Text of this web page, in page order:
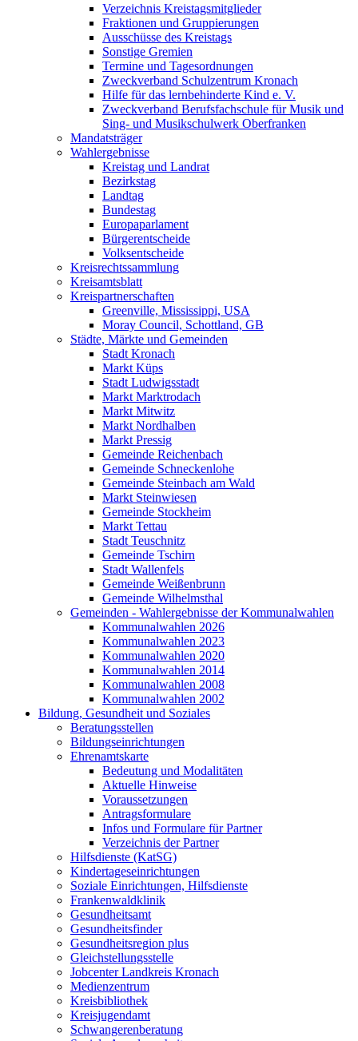
Verzeichnis Kreistagsmitglieder
Fraktionen und Gruppierungen
Ausschüsse des Kreistags
Sonstige Gremien
Termine und Tagesordnungen
Zweckverband Schulzentrum Kronach
Hilfe für das lernbehinderte Kind e. V.
Zweckverband Berufsfachschule für Musik und
Sing- und Musikschulwerk Oberfranken
Mandatsträger
Wahlergebnisse
Kreistag und Landrat
Bezirkstag
Landtag
Bundestag
Europaparlament
Bürgerentscheide
Volksentscheide
Kreisrechtssammlung
Kreisamtsblatt
Kreispartnerschaften
Greenville, Mississippi, USA
Moray Council, Schottland, GB
Städte, Märkte und Gemeinden
Stadt Kronach
Markt Küps
Stadt Ludwigsstadt
Markt Marktrodach
Markt Mitwitz
Markt Nordhalben
Markt Pressig
Gemeinde Reichenbach
Gemeinde Schneckenlohe
Gemeinde Steinbach am Wald
Markt Steinwiesen
Gemeinde Stockheim
Markt Tettau
Stadt Teuschnitz
Gemeinde Tschirn
Stadt Wallenfels
Gemeinde Weißenbrunn
Gemeinde Wilhelmsthal
Gemeinden - Wahlergebnisse der Kommunalwahlen
Kommunalwahlen 2026
Kommunalwahlen 2023
Kommunalwahlen 2020
Kommunalwahlen 2014
Kommunalwahlen 2008
Kommunalwahlen 2002
Bildung, Gesundheit und Soziales
Beratungsstellen
Bildungseinrichtungen
Ehrenamtskarte
Bedeutung und Modalitäten
Aktuelle Hinweise
Voraussetzungen
Antragsformulare
Infos und Formulare für Partner
Verzeichnis der Partner
Hilfsdienste (KatSG)
Kindertageseinrichtungen
Soziale Einrichtungen, Hilfsdienste
Frankenwaldklinik
Gesundheitsamt
Gesundheitsfinder
Gesundheitsregion plus
Gleichstellungsstelle
Jobcenter Landkreis Kronach
Medienzentrum
Kreisbibliothek
Kreisjugendamt
Schwangerenberatung